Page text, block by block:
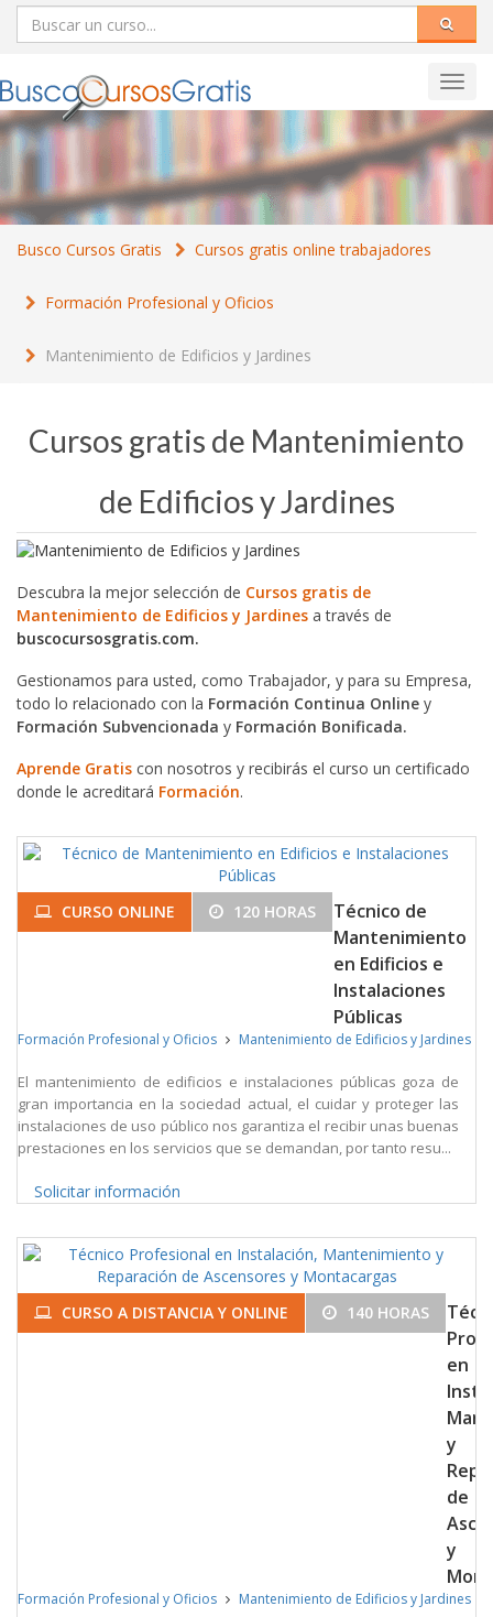
Busco Cursos Gratis Cursos gratis online trabajadores
Formación Profesional y Oficios
Mantenimiento de Edificios y Jardines
Cursos gratis de Mantenimiento
de Edificios y Jardines
Descubra la mejor selección de Cursos gratis de
Mantenimiento de Edificios y Jardines a través de
buscocursosgratis.com.
Gestionamos para usted, como Trabajador, y para su Empresa,
todo lo relacionado con la Formación Continua Online y
Formación Subvencionada y Formación Bonificada.
Aprende Gratis con nosotros y recibirás el curso un certificado
donde le acreditará Formación.
CURSO ONLINE 120 HORAS
Técnico de
Mantenimiento
en Edificios e
Instalaciones
Públicas
Formación Profesional y Oficios Mantenimiento de Edificios y Jardines
El mantenimiento de edificios e instalaciones públicas goza de
gran importancia en la sociedad actual, el cuidar y proteger las
instalaciones de uso público nos garantiza el recibir unas buenas
prestaciones en los servicios que se demandan, por tanto resu...
Solicitar información
CURSO A DISTANCIA Y ONLINE 140 HORAS
en
y
de
y
Formación Profesional y Oficios Mantenimiento de Edificios y Jardines